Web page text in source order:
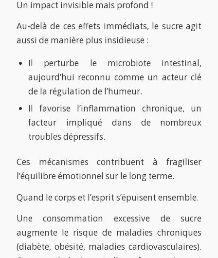
Un impact invisible mais profond !
Au-delà de ces effets immédiats, le sucre agit
aussi de manière plus insidieuse :
Il perturbe le microbiote intestinal,
aujourd’hui reconnu comme un acteur clé
de la régulation de l’humeur.
Il favorise l’inflammation chronique, un
facteur impliqué dans de nombreux
troubles dépressifs.
Ces mécanismes contribuent à fragiliser
l’équilibre émotionnel sur le long terme.
Quand le corps et l’esprit s’épuisent ensemble.
Une consommation excessive de sucre
augmente le risque de maladies chroniques
(diabète, obésité, maladies cardiovasculaires).